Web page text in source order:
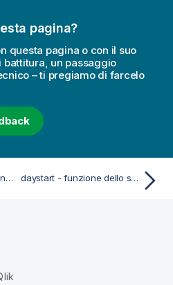
pagina?
questa pagina o con il suo
battitura, un passaggio
– ti pregiamo di farcelo
daynumberofquarter - funzione dello script e del grafico daystart - funzione dello script e del grafico